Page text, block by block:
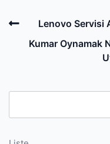
Post
navigation
PreviousLenovo Servisi
Kumar Oynamak